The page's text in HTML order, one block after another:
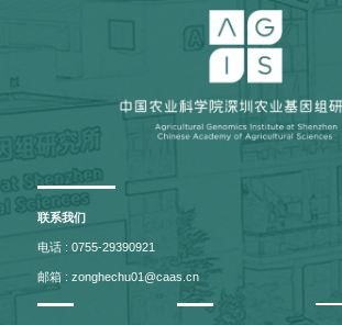
联系我们
电话 : 0755-29390921
邮箱 : zonghechu01@caas.cn